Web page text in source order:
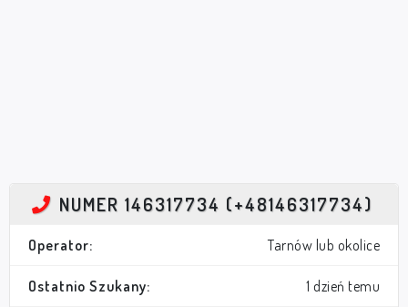
NUMER 146317734 (+48146317734)
Operator: Tarnów lub okolice
Ostatnio Szukany: 1 dzień temu